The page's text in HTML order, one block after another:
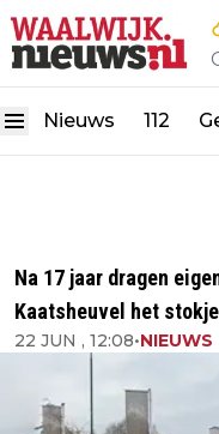
Nieuws 112
Na 17 jaar dragen
Kaatsheuvel het
22 JUN , 12:08•NIEUWS